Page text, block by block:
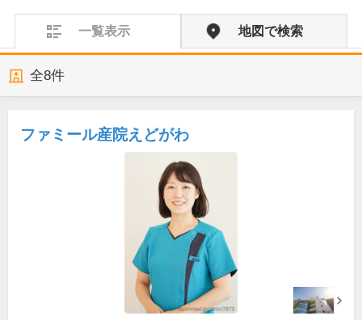
一覧表示 地図で検索
全8件
ファミール産院えどがわ